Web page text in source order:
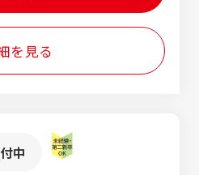
を見る
中